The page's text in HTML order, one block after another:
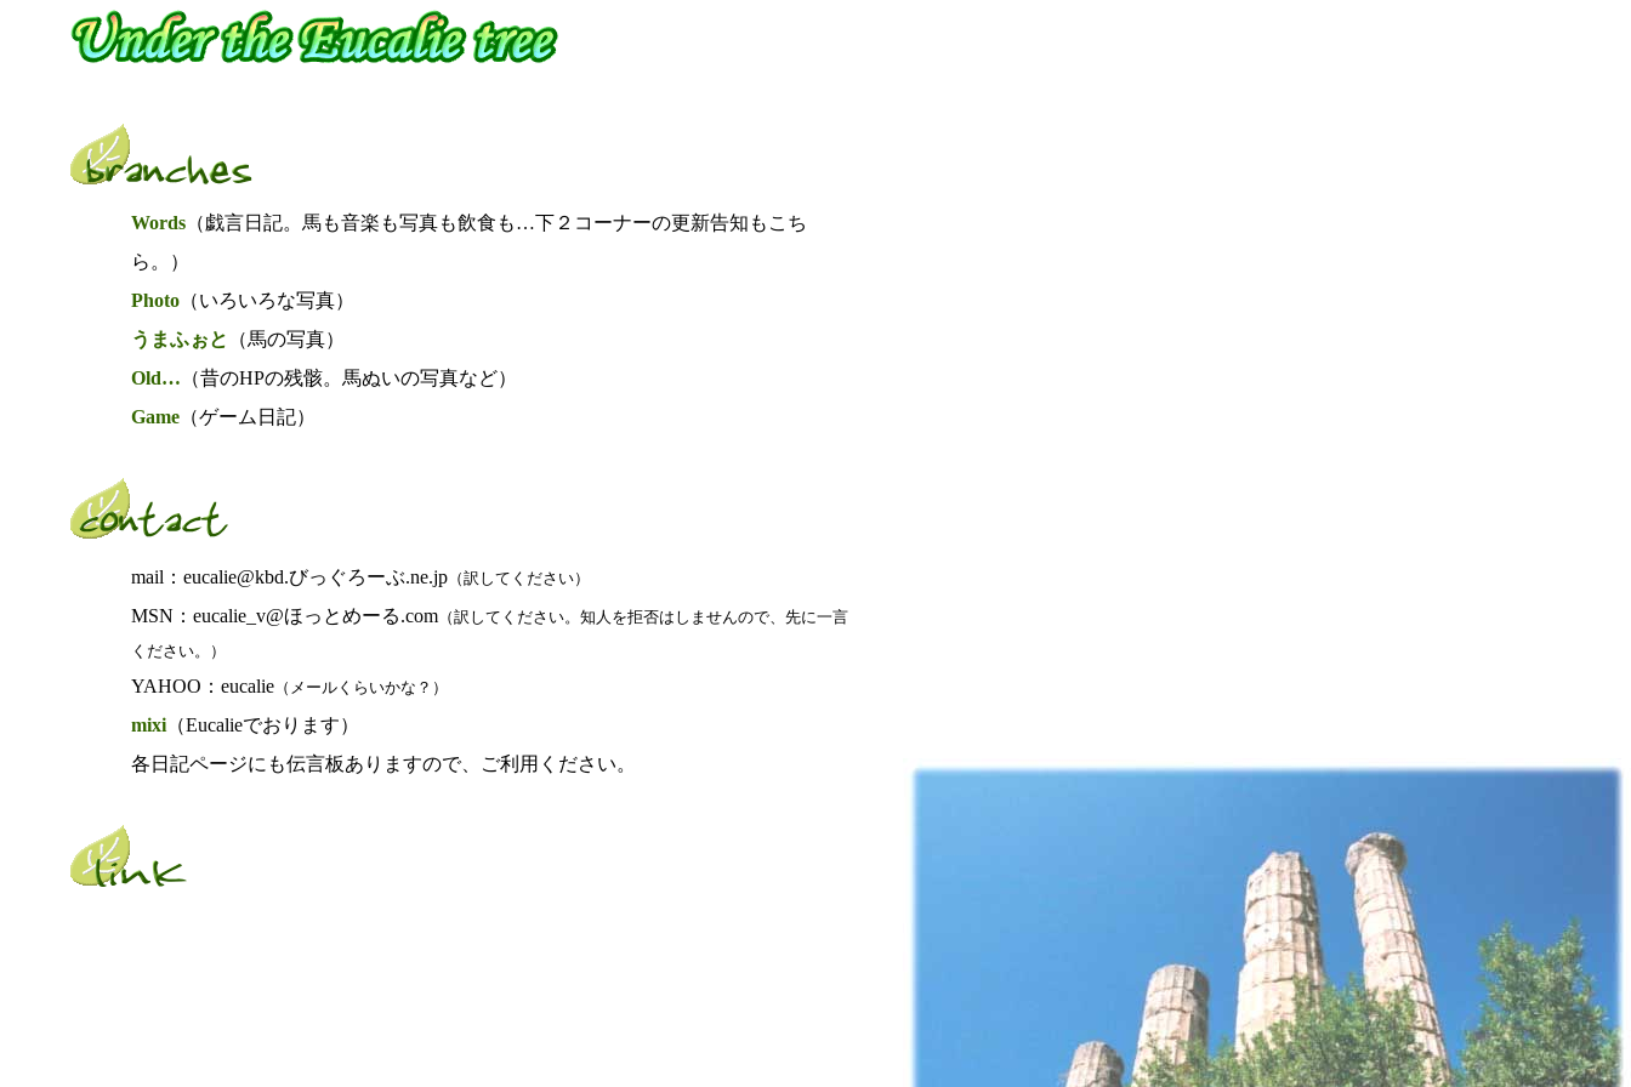
Words （戯言日記。馬も音楽も写真も飲食も…下２コーナーの更新告知もこち
ら。）
Photo （いろいろな写真）
うまふぉと
（馬の写真）
Old… （昔のHPの残骸。馬ぬいの写真など）
Game （ゲーム日記）
mail：eucalie@kbd.びっぐろーぶ.ne.jp （訳してください）
MSN：eucalie_v@ほっとめーる.com （訳してください。知人を拒否はしませんので、先に一言
ください。）
YAHOO：eucalie （メールくらいかな？）
mixi （Eucalieでおります）
各日記ページにも伝言板ありますので、ご利用ください。